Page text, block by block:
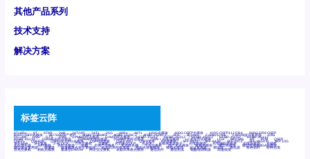
其他产品系列
技术支持
解决方案
标签云阵
6Tx6Rx 8T 8T8R 24R 24T24R 24Tx 25G 48Rx 48Tx 100G光模块 400G OSFP光模块 400G QSFP112 DR4 800G DR8 OSFP
800G OSFP光模块 AD7606国产替代 AFBR-57B4APZ AFBR-1528CZ AFBR-2528CZ AOC Bypass Camera Link CWDM波分复用器 DAS
DC~4M DSS DTS DVS GYMB光纤连接器 GYM光纤连接器 HFBR-1531Z HFBR-2531Z HFBR-4501Z HFBR-4503Z HFBR-4511Z
HFBR-4513Z J599A6光纤连接器 J599A8光电连接器 J599MT光纤连接器 J599Ⅰ光电连接器 LC超短型光模块 LGA Mini SAS MT POB QSFP
QSFP+ QSFP28 QSFP28 100G光模块 QSFP28笼座 QSFP 40G QSFP笼座 RP连接器 SFF-8431 SFF-8436 SFF-8472 SFF-8654 4i SFP 10G
SFP MSA SFP笼座 Z-BLOCK 万兆交换机 交换机 光切换仪OLP 光开关 光模块笼子座子 光电探测器 光电编码器模块 光电连接器 光端机
光纤激光器 光纤跳线 光纤连接器 光耦 全国产交换机 军品级光耦 千兆交换机 国产化光模块 射频光模块 微型光模块 微型可插拔BGA光模块
微型波分复用器 探测器 收发模块光学引擎组件 机架式光纤收发器 模拟光发射模块 模拟光器件 波分复用器 测试版 激光器 特种光纤 特种光缆
百兆交换机 相机光模块 紧凑型DWDM 网管型交换机 表贴式单路光模块 通信光纤 通信光缆 铌酸锂调制器 高速线缆